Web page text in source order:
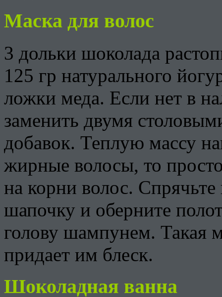
Маска для волос
3 дольки шоколада
125 гр натурального
ложки меда. Если нет в
заменить двумя
добавок. Теплую массу
жирные волосы, то
на корни волос.
шапочку и оберните
голову шампунем. Такая
придает им блеск.
Шоколадная ванна